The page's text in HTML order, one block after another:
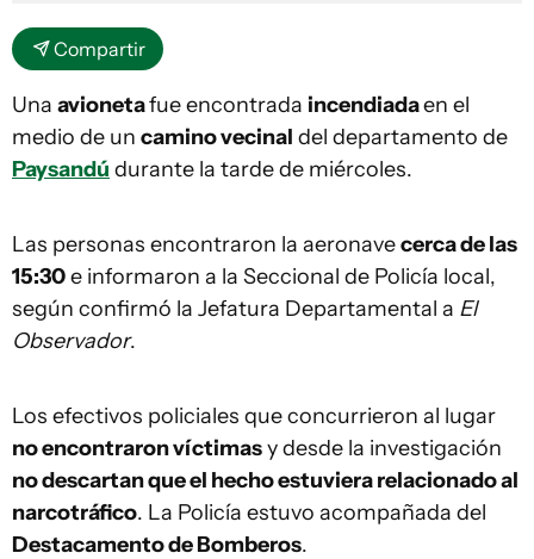
Compartir
Una avionetafue encontrada incendiadaen el
medio de un camino vecinal del departamento de
Paysandú durante la tarde de miércoles.
Las personas encontraron la aeronavecerca de las
15:30e informaron a la Seccional de Policía local,
según confirmó la Jefatura Departamental a El
Observador.
Los efectivos policiales que concurrieron al lugar
no encontraron víctimasy desde la investigación
no descartan que el hecho estuviera relacionado al
narcotráfico. La Policía estuvo acompañada del
Destacamento de Bomberos.